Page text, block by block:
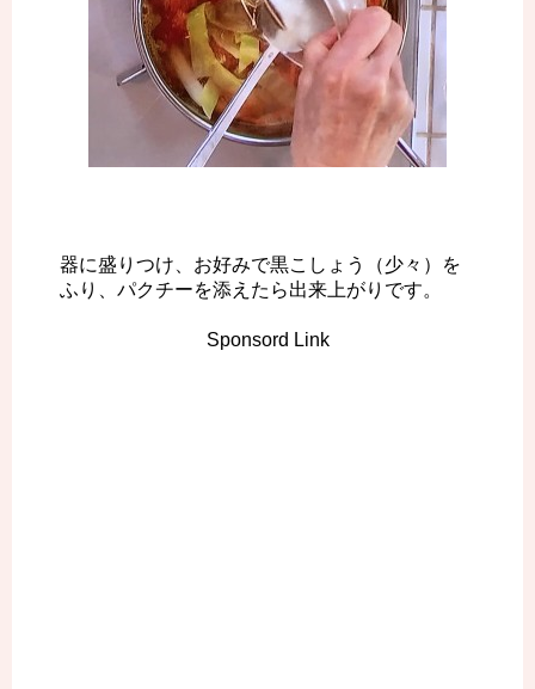
器に盛りつけ、お好みで黒こしょう（少々）を
ふり、パクチーを添えたら出来上がりです。
Sponsord Link